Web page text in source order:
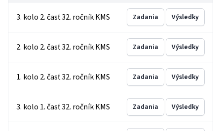
3. kolo 2. časť 32. ročník KMS Zadania Výsledky
2. kolo 2. časť 32. ročník KMS Zadania Výsledky
1. kolo 2. časť 32. ročník KMS Zadania Výsledky
3. kolo 1. časť 32. ročník KMS Zadania Výsledky